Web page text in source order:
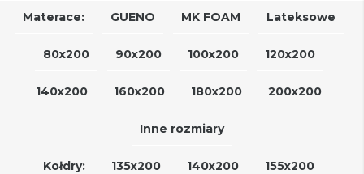
Materace: GUENO MK FOAM Lateksowe
80x200 90x200 100x200 120x200
140x200 160x200 180x200 200x200
Inne rozmiary
Kołdry: 135x200 140x200 155x200